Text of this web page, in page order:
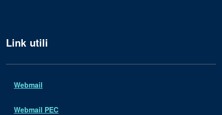
Link utili
Webmail
Webmail PEC